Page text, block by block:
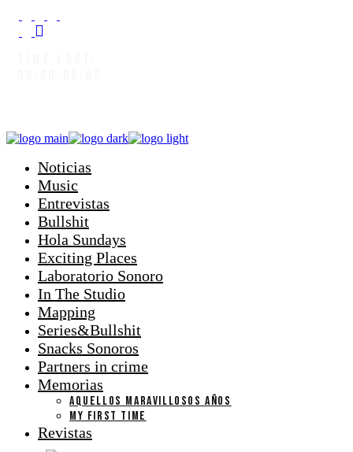
Noticias
Music
Entrevistas
Bullshit
Hola Sundays
Exciting Places
Laboratorio Sonoro
In The Studio
Mapping
Series&Bullshit
Snacks Sonoros
Partners in crime
Memorias
AQUELLOS MARAVILLOSOS AÑOS
MY FIRST TIME
Revistas